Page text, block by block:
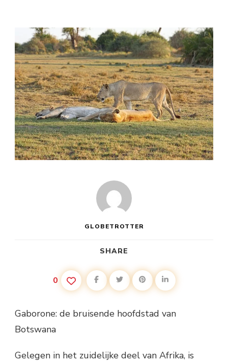
GLOBETROTTER
SHARE
0
Gaborone: de bruisende hoofdstad van
Botswana
Gelegen in het zuidelijke deel van Afrika, is